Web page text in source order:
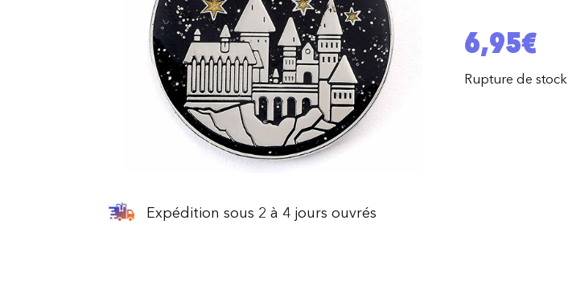
Expédition sous 2 à 4 jours ouvrés
6,95€
Rupture de stock